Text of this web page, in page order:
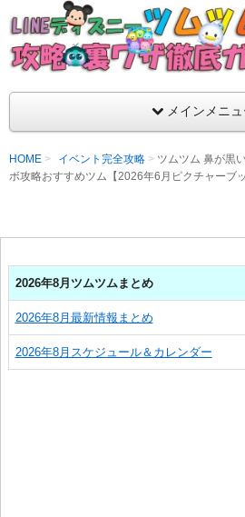
LINEディズニー ツムツ
支持率No1！痒いところに手が届く
ラ評価も丁寧に解説！ツムツムを
メインメニュ
HOME イベント完全攻略
ツムツム 鼻が黒
ボ攻略おすすめツム【2026年6月ピクチャーブ
2026年8月ツムツムまとめ
2026年8月最新情報まとめ
2026年8月スケジュール＆カレンダー